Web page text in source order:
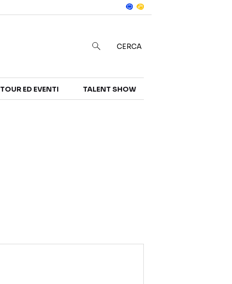
CERCA
TOUR ED EVENTI TALENT SHOW